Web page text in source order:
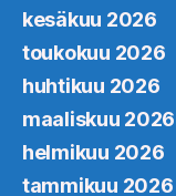
kesäkuu 2026
toukokuu 2026
huhtikuu 2026
maaliskuu 2026
helmikuu 2026
tammikuu 2026